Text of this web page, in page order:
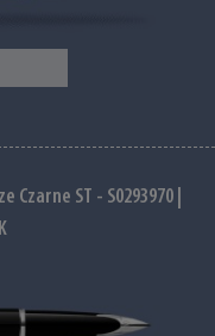
ST - S0293970 |